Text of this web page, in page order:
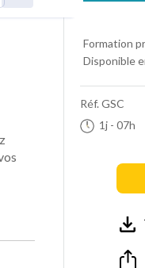
Formation
Disponible
Réf. GSC
1j - 07h